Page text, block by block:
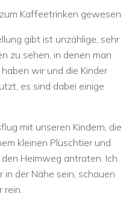
Kaffeetrinken gewesen
gibt ist unzählige, sehr
zu sehen, in denen man
wir und die Kinder
es sind dabei einige
mit unseren Kindern, die
kleinen Plüschtier und
Heimweg antraten. Ich
der Nähe sein, schauen
rein.